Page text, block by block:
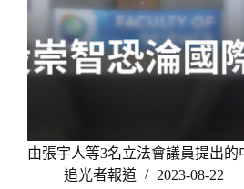
由張宇人等3名立法會議員提出
追光者報道
2023-08-22